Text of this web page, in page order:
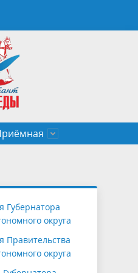
автономного
Губернатора
округа
Правительства
округа